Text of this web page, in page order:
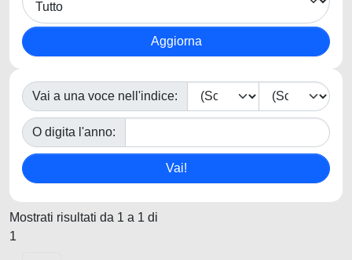
Vai a una voce nell'indice:
O digita l'anno:
Mostrati risultati da 1 a 1 di
1